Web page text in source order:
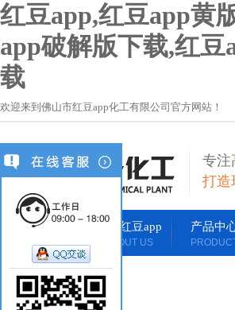
红豆app,红豆app黄
app破解版下载,红豆
载
欢迎来到佛山市红豆app化工有限公司官方网站！
专注
打造
网站首页
HOME
关于红豆app
ABOUT US
产品中